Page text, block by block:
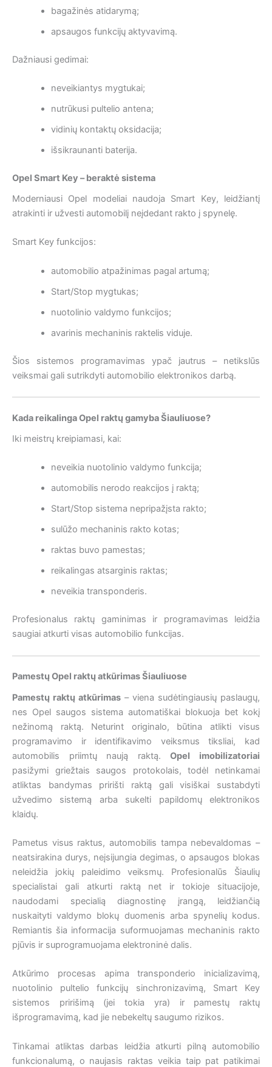
bagažinės atidarymą;
apsaugos funkcijų aktyvavimą.
Dažniausi gedimai:
neveikiantys mygtukai;
nutrūkusi pultelio antena;
vidinių kontaktų oksidacija;
išsikraunanti baterija.
Opel Smart Key – beraktė sistema
Moderniausi Opel modeliai naudoja Smart Key, leidžiantį
atrakinti ir užvesti automobilį neįdedant rakto į spynelę.
Smart Key funkcijos:
automobilio atpažinimas pagal artumą;
Start/Stop mygtukas;
nuotolinio valdymo funkcijos;
avarinis mechaninis raktelis viduje.
Šios sistemos programavimas ypač jautrus – netikslūs
veiksmai gali sutrikdyti automobilio elektronikos darbą.
Kada reikalinga Opel raktų gamyba Šiauliuose?
Iki meistrų kreipiamasi, kai:
neveikia nuotolinio valdymo funkcija;
automobilis nerodo reakcijos į raktą;
Start/Stop sistema nepripažįsta rakto;
sulūžo mechaninis rakto kotas;
raktas buvo pamestas;
reikalingas atsarginis raktas;
neveikia transponderis.
Profesionalus raktų gaminimas ir programavimas leidžia
saugiai atkurti visas automobilio funkcijas.
Pamestų Opel raktų atkūrimas Šiauliuose
Pamestų raktų atkūrimas – viena sudėtingiausių paslaugų,
nes Opel saugos sistema automatiškai blokuoja bet kokį
nežinomą raktą. Neturint originalo, būtina atlikti visus
programavimo ir identifikavimo veiksmus tiksliai, kad
automobilis priimtų naują raktą.Opel imobilizatoriai
pasižymi griežtais saugos protokolais, todėl netinkamai
atliktas bandymas pririšti raktą gali visiškai sustabdyti
užvedimo sistemą arba sukelti papildomų elektronikos
klaidų.
Pametus visus raktus, automobilis tampa nebevaldomas –
neatsirakina durys, neįsijungia degimas, o apsaugos blokas
neleidžia jokių paleidimo veiksmų. Profesionalūs Šiaulių
specialistai gali atkurti raktą net ir tokioje situacijoje,
naudodami specialią diagnostinę įrangą, leidžiančią
nuskaityti valdymo blokų duomenis arba spynelių kodus.
Remiantis šia informacija suformuojamas mechaninis rakto
pjūvis ir suprogramuojama elektroninė dalis.
Atkūrimo procesas apima transponderio inicializavimą,
nuotolinio pultelio funkcijų sinchronizavimą, Smart Key
sistemos pririšimą (jei tokia yra) ir pamestų raktų
išprogramavimą, kad jie nebekeltų saugumo rizikos.
Tinkamai atliktas darbas leidžia atkurti pilną automobilio
funkcionalumą, o naujasis raktas veikia taip pat patikimai